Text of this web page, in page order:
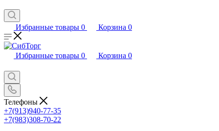
Избранные товары 0 Корзина 0
Избранные товары 0 Корзина 0
Телефоны
+7(913)940-77-35
+7(983)308-70-22